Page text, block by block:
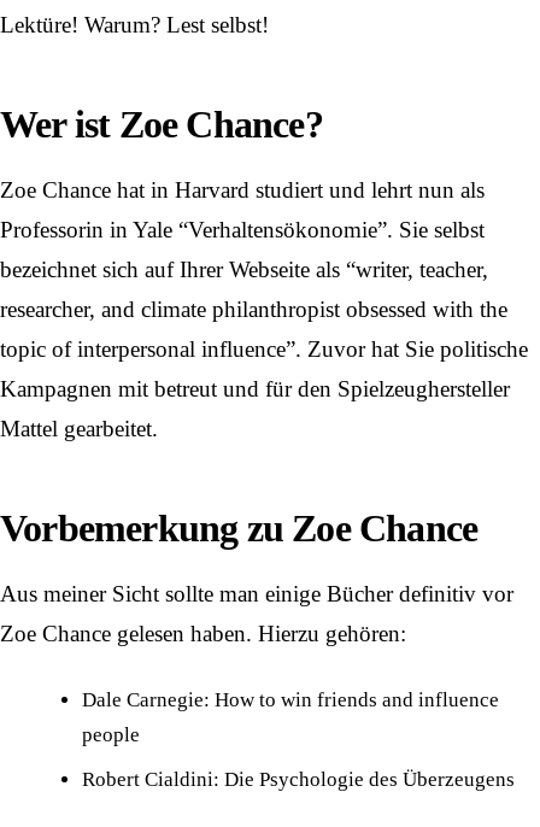
Lektüre! Warum? Lest selbst!
Wer ist Zoe Chance?
Zoe Chance hat in Harvard studiert und lehrt nun als
Professorin in Yale “Verhaltensökonomie”. Sie selbst
bezeichnet sich auf Ihrer Webseite als “writer, teacher,
researcher, and climate philanthropist obsessed with the
topic of interpersonal influence”. Zuvor hat Sie politische
Kampagnen mit betreut und für den Spielzeughersteller
Mattel gearbeitet.
Vorbemerkung zu Zoe Chance
Aus meiner Sicht sollte man einige Bücher definitiv vor
Zoe Chance gelesen haben. Hierzu gehören:
Dale Carnegie: How to win friends and influence
people
Robert Cialdini: Die Psychologie des Überzeugens